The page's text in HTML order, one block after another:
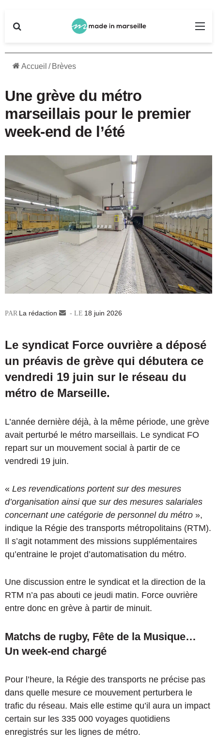
Accueil / Brèves
Une grève du métro
marseillais pour le premier
week-end de l’été
La rédaction
Envoyer18 juin 2026
Le syndicat Force ouvrière a déposé
un préavis de grève qui débutera ce
vendredi 19 juin sur le réseau du
métro de Marseille.
L’année dernière déjà, à la même période, une grève
avait perturbé le métro marseillais. Le syndicat FO
repart sur un mouvement social à partir de ce
vendredi 19 juin.
« Les revendications portent sur des mesures
d’organisation ainsi que sur des mesures salariales
concernant une catégorie de personnel du métro »,
indique la Régie des transports métropolitains (RTM).
Il s’agit notamment des missions supplémentaires
qu’entraine le projet d’automatisation du métro.
Une discussion entre le syndicat et la direction de la
RTM n’a pas abouti ce jeudi matin. Force ouvrière
entre donc en grève à partir de minuit.
Matchs de rugby, Fête de la Musique…
Un week-end chargé
Pour l’heure, la Régie des transports ne précise pas
dans quelle mesure ce mouvement perturbera le
trafic du réseau. Mais elle estime qu’il aura un impact
certain sur les 335 000 voyages quotidiens
enregistrés sur les lignes de métro.